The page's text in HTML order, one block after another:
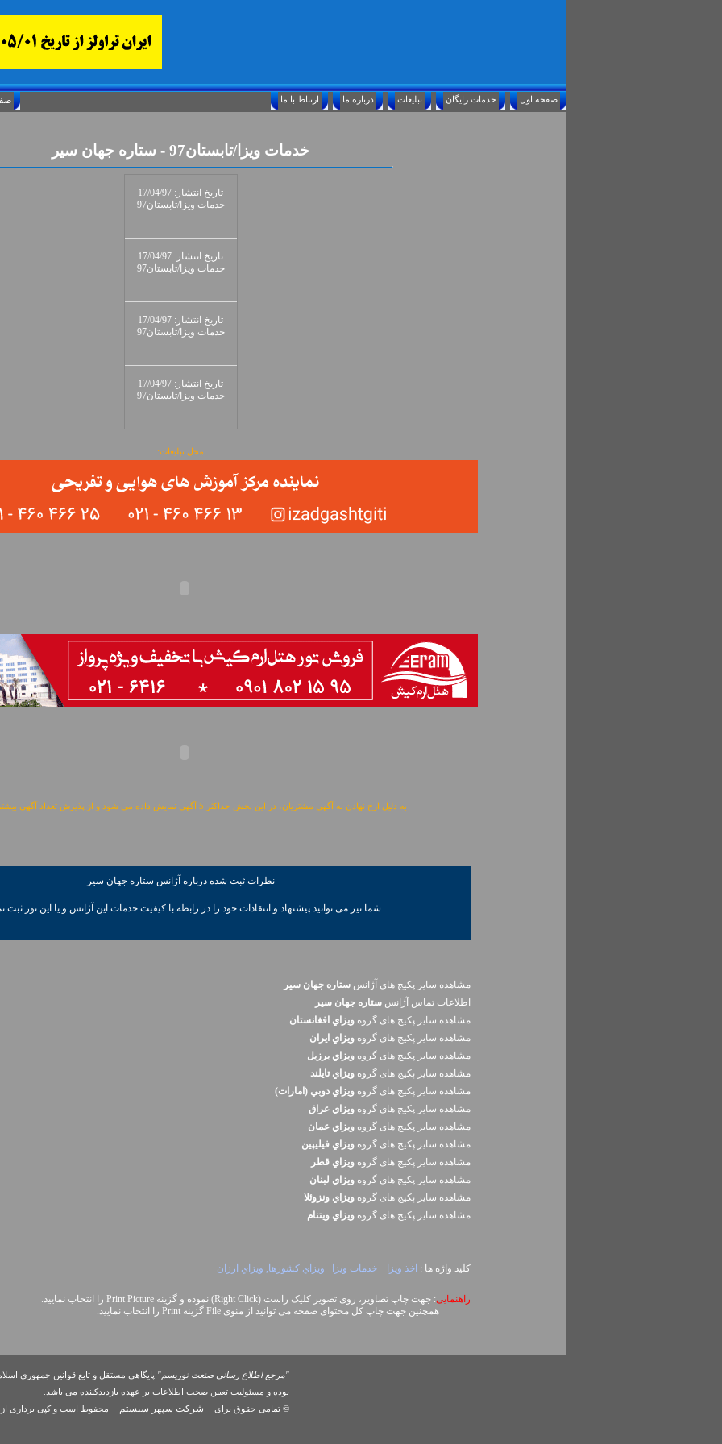
خدمات ويزا/تابستان97 - ستاره جهان سير
تاريخ انتشار: 17/04/97
خدمات ويزا/تابستان97
تاريخ انتشار: 17/04/97
خدمات ويزا/تابستان97
تاريخ انتشار: 17/04/97
خدمات ويزا/تابستان97
تاريخ انتشار: 17/04/97
خدمات ويزا/تابستان97
محل تبلیغات:
به دلیل ارج نهادن به آگهی مشتریان، در این بخش حداکثر 5 آگهی نمایش داده می شود و از پذیرش تعداد آگهی بیشتر معذوریم.
نظرات ثبت شده درباره آژانس ستاره جهان سير
شما نيز می توانيد پیشنهاد و انتقادات خود را در رابطه با کیفیت خدمات این آژانس و یا این تور ثبت
مشاهده سایر پکیج های آژانس ستاره جهان سير
اطلاعات تماس آژانس ستاره جهان سير
مشاهده سایر پکيج های گروه ويزاي افغانستان
مشاهده سایر پکيج های گروه ويزاي ايران
مشاهده سایر پکيج های گروه ويزاي برزيل
مشاهده سایر پکيج های گروه ويزاي تايلند
مشاهده سایر پکيج های گروه ويزاي دوبي (امارات)
مشاهده سایر پکيج های گروه ويزاي عراق
مشاهده سایر پکيج های گروه ويزاي عمان
مشاهده سایر پکيج های گروه ويزاي فيليپين
مشاهده سایر پکيج های گروه ويزاي قطر
مشاهده سایر پکيج های گروه ويزاي لبنان
مشاهده سایر پکيج های گروه ويزاي ونزوئلا
مشاهده سایر پکيج های گروه ويزاي ويتنام
کلید واژه ها : اخذ ويزا خدمات ويزا ويزاي کشورها, ويزاي ارزان
راهنمایی: جهت چاپ تصاویر، روی تصویر کلیک راست (Right Click) نموده و گزینه Print Picture را انتخاب نمایید.
همچنین جهت چاپ کل محتوای صفحه می توانید از منوی File گزینه Print را انتخاب نمایید.
"مرجع اطلاع رسانی صنعت توریسم" پایگاهی مستقل و تابع قوانین جمهوری
بوده و مسئوليت تعیین صحت اطلاعات بر عهده بازدیدکننده می باشد.
© تمامی حقوق برای
شرکت سپهر سیستم محفوظ است و کپی برداری